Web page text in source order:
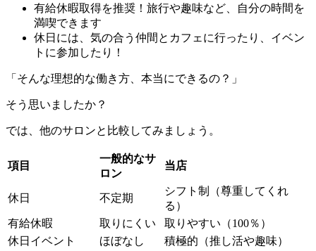
有給休暇取得を推奨！旅行や趣味など、自分の時間を
満喫できます
休日には、気の合う仲間とカフェに行ったり、イベン
トに参加したり！
「そんな理想的な働き方、本当にできるの？」
そう思いましたか？
では、他のサロンと比較してみましょう。
項目
一般的なサ
ロン
当店
休日 不定期
シフト制（尊重してくれ
る）
有給休暇
取りにくい
取りやすい（100％）
休日イベント
ほぼなし
積極的（推し活や趣味）